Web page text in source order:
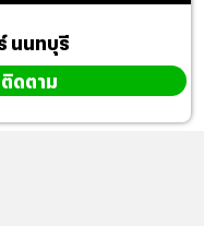
นนทบุรี
ติดตาม